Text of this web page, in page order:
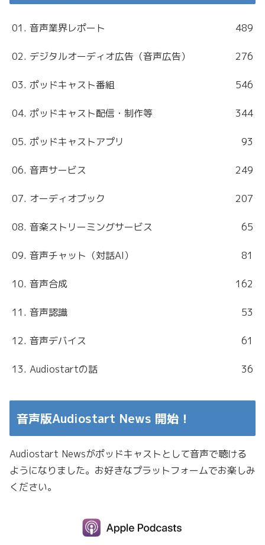
01. 音声業界レポート 489
02. デジタルオーディオ広告（音声広告） 276
03. ポッドキャスト番組 546
04. ポッドキャスト配信・制作等 344
05. ポッドキャストアプリ 93
06. 音声サービス 249
07. オーディオブック 207
08. 音楽ストリーミングサービス 65
09. 音声チャット（対話AI） 81
10. 音声合成 162
11. 音声認識 53
12. 音声デバイス 61
13. Audiostartの話 36
音声版Audiostart News 開始！
Audiostart Newsがポッドキャストとして音声で聴ける
ようになりました。お好きなプラットフォームでお楽しみ
ください。